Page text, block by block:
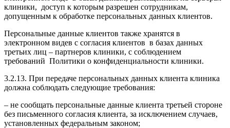
клиники, доступ к которым разрешен сотрудникам,
допущенным к обработке персональных данных клиентов.
Персональные данные клиентов также хранятся в
электронном видев с согласия клиентов в базах данных
третьих лиц – партнеров клиники, с соблюдением
требований Политики о конфиденциальности клиники.
3.2.13. При передаче персональных данных клиента клиника
должна соблюдать следующие требования:
– не сообщать персональные данные клиента третьей стороне
без письменного согласия клиента, за исключением случаев,
установленных федеральным законом;